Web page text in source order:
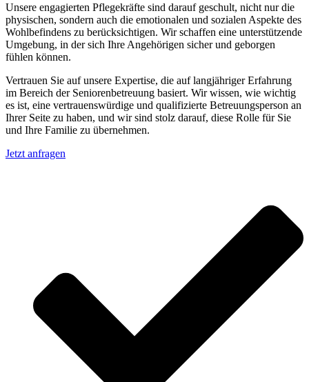
Unsere engagierten Pflegekräfte sind darauf geschult, nicht nur die
physischen, sondern auch die emotionalen und sozialen Aspekte des
Wohlbefindens zu berücksichtigen. Wir schaffen eine unterstützende
Umgebung, in der sich Ihre Angehörigen sicher und geborgen
fühlen können.
Vertrauen Sie auf unsere Expertise, die auf langjähriger Erfahrung
im Bereich der Seniorenbetreuung basiert. Wir wissen, wie wichtig
es ist, eine vertrauenswürdige und qualifizierte Betreuungsperson an
Ihrer Seite zu haben, und wir sind stolz darauf, diese Rolle für Sie
und Ihre Familie zu übernehmen.
Jetzt anfragen